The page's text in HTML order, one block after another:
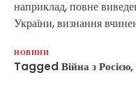
наприклад, повне
України, визнання
НОВИНИ
Tagged Війна з Росією,